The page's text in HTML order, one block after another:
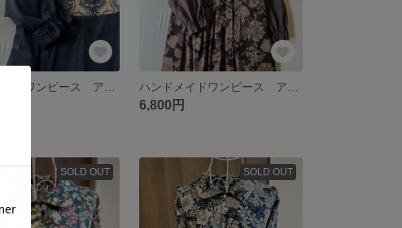
6,800円
SOLD OUT SOLD OUT